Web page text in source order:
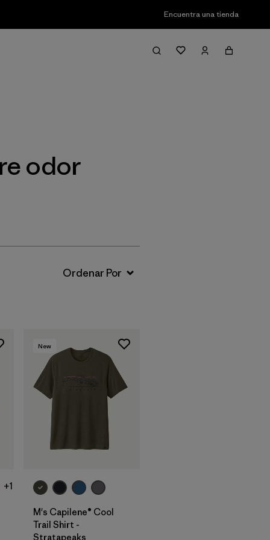
Encuentra una tienda
Filter & Sort
odor
+1
New
M's Capilene® Cool
Trail Shirt -
Stratapeaks